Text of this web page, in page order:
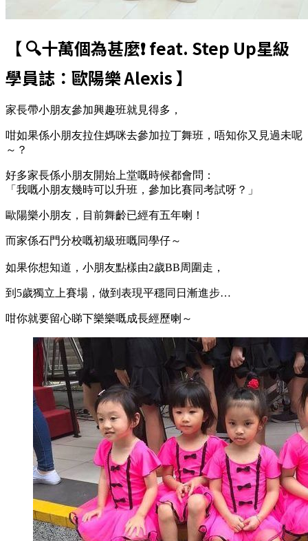
【 🔍十萬個為甚麼❗️ feat. Step Up星級
學員誌：歐陽樂 Alexis 】
家長帶小朋友參加興趣班就見得多，
咁如果係小朋友拉住媽咪去參加拉丁舞班，唔知你又見過未呢
～？
好多家長係小朋友開始上堂嘅時候都會問：
「我嘅小朋友幾時可以升班，參加比賽同考試呀？」
歐陽樂小朋友，目前舞齡已經有五年喇！
而家係石門分校嘅初級班嘅同學仔～
如果你想知道，小朋友點樣由2歲BB周圍走，
到5歲獨立上賽場，做到表現平穩同日漸進步…
咁你就要留心睇下樂樂嘅成長經歷喇～